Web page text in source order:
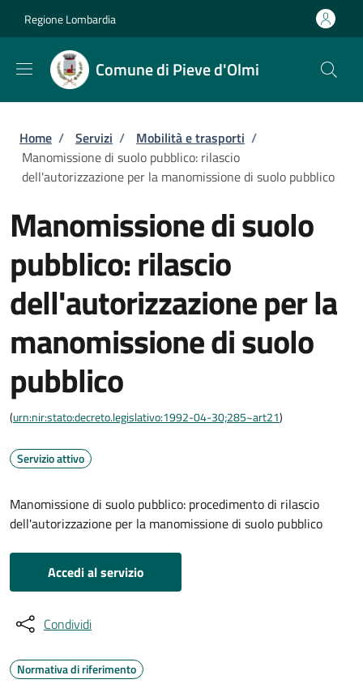
Regione Lombardia
Comune di Pieve d'Olmi
Briciole di pane
Home / Servizi / Mobilità e trasporti /
Manomissione di suolo pubblico: rilascio
dell'autorizzazione per la manomissione di suolo pubblico
Manomissione di suolo
pubblico: rilascio
dell'autorizzazione per la
manomissione di suolo
pubblico
(urn:nir:stato:decreto.legislativo:1992-04-30;285~art21)
Servizio attivo
Manomissione di suolo pubblico: procedimento di rilascio
dell'autorizzazione per la manomissione di suolo pubblico
Accedi al servizio
Condividi
Normativa di riferimento